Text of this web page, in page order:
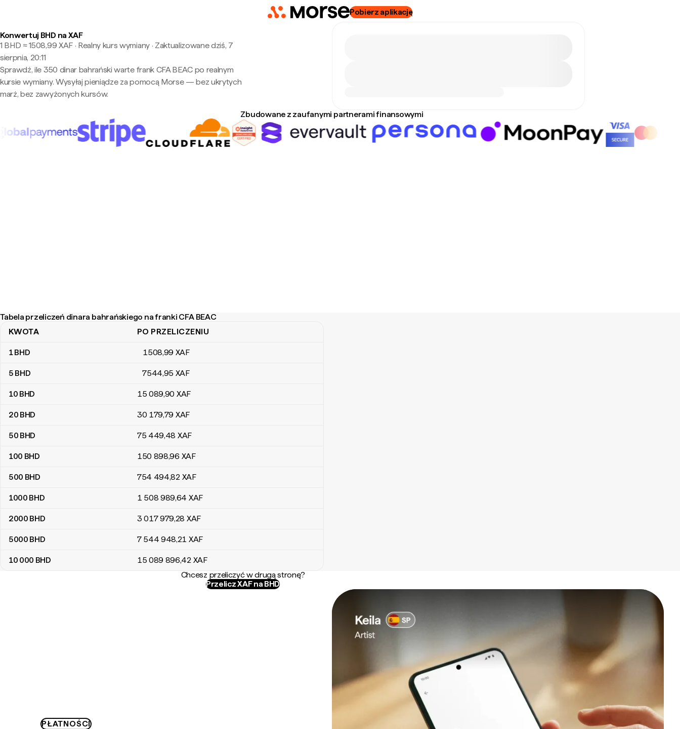
Pobierz aplikację
Konwertuj BHD na XAF
1 BHD ≈ 1508,99 XAF · Realny kurs wymiany· Zaktualizowane dziś, 7
sierpnia, 20:11
Sprawdź, ile 350 dinar bahrański warte frank CFA BEAC po realnym
kursie wymiany. Wysyłaj pieniądze za pomocą Morse — bez ukrytych
marż, bez zawyżonych kursów.
Zbudowane z zaufanymi partnerami finansowymi
Tabela przeliczeń dinara bahrańskiego na franki CFA BEAC
Tabela przeliczeń dinara bahrańskiego na franki CFA BEAC
KWOTA PO PRZELICZENIU
1BHD 1508,99 XAF
5 BHD 7544,95 XAF
10 BHD 15 089,90 XAF
20 BHD 30 179,79 XAF
50 BHD 75 449,48 XAF
100 BHD 150 898,96 XAF
500 BHD 754 494,82 XAF
1000 BHD 1 508 989,64 XAF
2000 BHD 3 017 979,28 XAF
5000 BHD 7 544 948,21 XAF
10 000 BHD 15 089 896,42 XAF
Chcesz przeliczyć w drugą stronę?
Przelicz XAF na BHD
PŁATNOŚCI